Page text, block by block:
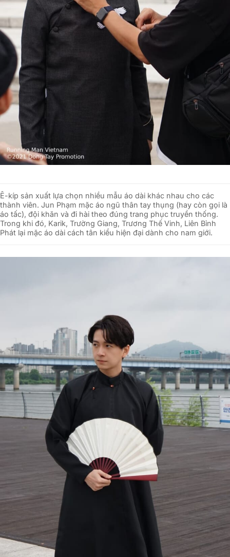
Ê-kíp sản xuất lựa chọn nhiều mẫu áo dài khác nhau cho các
thành viên. Jun Phạm mặc áo ngũ thân tay thụng (hay còn gọi là
áo tấc), đội khăn và đi hài theo đúng trang phục truyền thống.
Trong khi đó, Karik, Trường Giang, Trương Thế Vinh, Liên Bỉnh
Phát lại mặc áo dài cách tân kiểu hiện đại dành cho nam giới.